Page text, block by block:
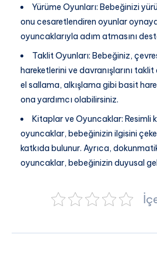
Yürüme Oyunları: Bebeğinizi
onu cesaretlendiren oyunlar
oyuncaklarıyla adım atmasını
Taklit Oyunları: Bebeğiniz,
hareketlerini ve davranışlarını
el sallama, alkışlama gibi basit
ona yardımcı olabilirsiniz.
Kitaplar ve Oyuncaklar: Resimli
oyuncaklar, bebeğinizin ilgisini
katkıda bulunur. Ayrıca,
oyuncaklar, bebeğinizin duyusal